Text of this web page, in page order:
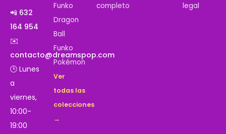
📲 632
164 954
✉️
contacto@dreamspop.com
🕒 Lunes
a
viernes,
10:00-
19:00
Funko
Dragon
Ball
Funko
Pokémon
Ver
todas las
colecciones
→
completo
legal